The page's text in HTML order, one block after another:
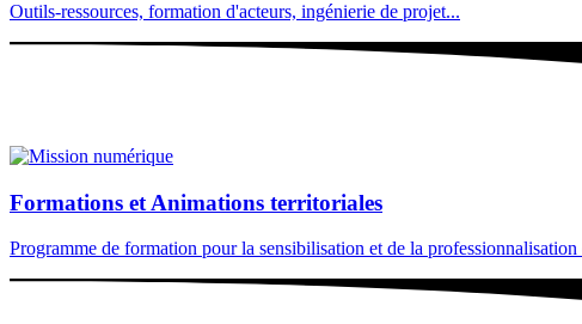
Outils-ressources, formation d'acteurs, ingénierie de projet...
Formations et Animations territoriales
Programme de formation pour la sensibilisation et de la professionnalisation